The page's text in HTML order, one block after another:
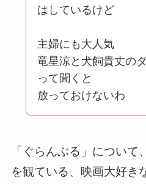
はしているけど
主婦にも大人気
竜星涼と犬飼貴丈の
って聞くと
放っておけないわ
「ぐらんぶる」につい
を観ている、映画大好き